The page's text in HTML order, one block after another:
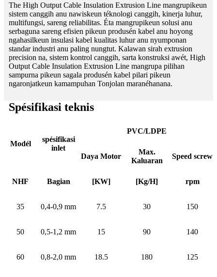
The High Output Cable Insulation Extrusion Line mangrupikeun
sistem canggih anu nawiskeun téknologi canggih, kinerja luhur,
multifungsi, sareng reliabilitas. Éta mangrupikeun solusi anu
serbaguna sareng efisien pikeun produsén kabel anu hoyong
ngahasilkeun insulasi kabel kualitas luhur anu nyumponan
standar industri anu paling nungtut. Kalawan sirah extrusion
precision na, sistem kontrol canggih, sarta konstruksi awét, High
Output Cable Insulation Extrusion Line mangrupa pilihan
sampurna pikeun sagala produsén kabel pilari pikeun
ngaronjatkeun kamampuhan Tonjolan maranéhanana.
Spésifikasi teknis
Modél
spésifikasi
inlet
PVC/LDPE
Daya Motor
Max.
Kaluaran
Speed ​​screw
NHF Bagian [KW] [Kg/H] rpm
35 0,4-0,9 mm 7.5 30 150
50 0,5-1,2 mm 15 90 140
60 0,8-2,0 mm 18.5 180 125